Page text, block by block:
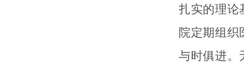
扎实的理论
院定期组织
与时俱进。